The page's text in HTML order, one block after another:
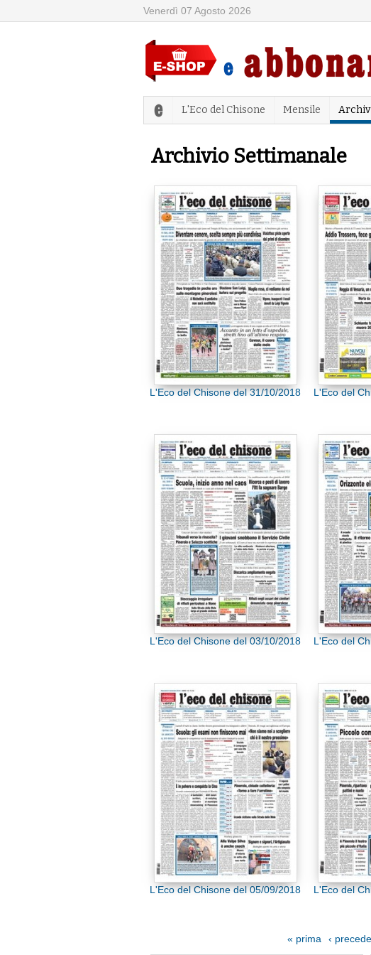
Venerdì 07 Agosto 2026
L'Eco del Chisone Mensile
Archivio Settimanale
L'Eco del Chisone del 31/10/2018 L'Eco del
L'Eco del Chisone del 03/10/2018 L'Eco del
L'Eco del Chisone del 05/09/2018 L'Eco del
Pagine
« prima ‹